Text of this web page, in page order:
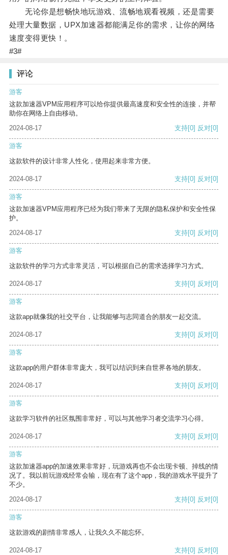
无论你是想畅快地玩游戏、流畅地观看视频，还是需要
处理大量数据，UPX加速器都能满足你的需求，让你的网络
速度变得更快！。
#3#
评论
游客
这款加速器VPM应用程序可以给你提供最高速度和安全性的连接，并帮
助你在网络上自由移动。
2024-08-17
支持[0] 反对[0]
游客
这款软件的设计非常人性化，使用起来非常方便。
2024-08-17 支持[0] 反对[0]
游客
这款加速器VPM应用程序已经为我们带来了无限的隐私保护和安全性保
护。
2024-08-17
支持[0] 反对[0]
游客
这款软件的学习方式非常灵活，可以根据自己的需求选择学习方式。
2024-08-17 支持[0] 反对[0]
游客
这款app就像我的社交平台，让我能够与志同道合的朋友一起交流。
2024-08-17 支持[0] 反对[0]
游客
这款app的用户群体非常庞大，我可以结识到来自世界各地的朋友。
2024-08-17 支持[0] 反对[0]
游客
这款学习软件的社区氛围非常好，可以与其他学习者交流学习心得。
2024-08-17 支持[0] 反对[0]
游客
这款加速器app的加速效果非常好，玩游戏再也不会出现卡顿、掉线的情
况了。我以前玩游戏经常会输，现在有了这个app，我的游戏水平提升了
不少。
2024-08-17
支持[0] 反对[0]
游客
这款游戏的剧情非常感人，让我久久不能忘怀。
2024-08-17 支持[0] 反对[0]